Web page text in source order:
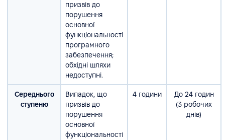
призвів до
порушення
основної
функціональності
програмного
забезпечення;
обхідні шляхи
недоступні.
Середнього
ступеню
Випадок, що
призвів до
порушення
основної
функціональності
4 години
До 24 годин
(3 робочих
днів)